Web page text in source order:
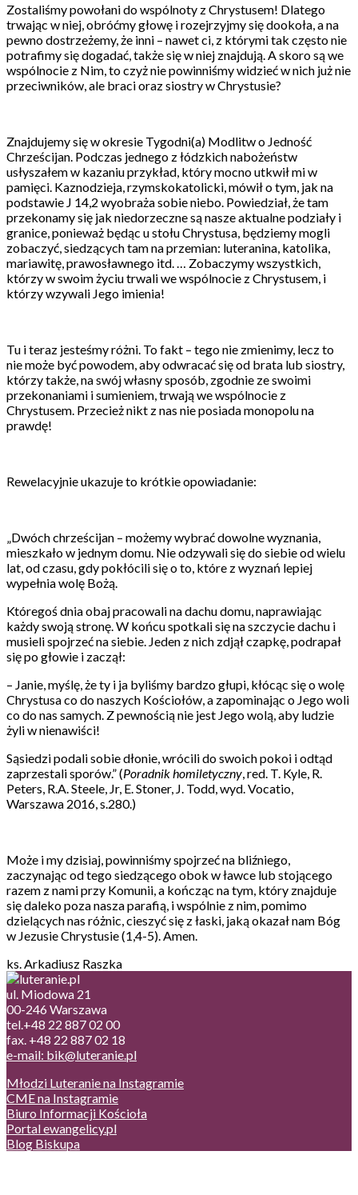
Zostaliśmy powołani do wspólnoty z Chrystusem! Dlatego
trwając w niej, obróćmy głowę i rozejrzyjmy się dookoła, a na
pewno dostrzeżemy, że inni – nawet ci, z którymi tak często nie
potrafimy się dogadać, także się w niej znajdują. A skoro są we
wspólnocie z Nim, to czyż nie powinniśmy widzieć w nich już nie
przeciwników, ale braci oraz siostry w Chrystusie?
Znajdujemy się w okresie Tygodni(a) Modlitw o Jedność
Chrześcijan. Podczas jednego z łódzkich nabożeństw
usłyszałem w kazaniu przykład, który mocno utkwił mi w
pamięci. Kaznodzieja, rzymskokatolicki, mówił o tym, jak na
podstawie J 14,2 wyobraża sobie niebo. Powiedział, że tam
przekonamy się jak niedorzeczne są nasze aktualne podziały i
granice, ponieważ będąc u stołu Chrystusa, będziemy mogli
zobaczyć, siedzących tam na przemian: luteranina, katolika,
mariawitę, prawosławnego itd. … Zobaczymy wszystkich,
którzy w swoim życiu trwali we wspólnocie z Chrystusem, i
którzy wzywali Jego imienia!
Tu i teraz jesteśmy różni. To fakt – tego nie zmienimy, lecz to
nie może być powodem, aby odwracać się od brata lub siostry,
którzy także, na swój własny sposób, zgodnie ze swoimi
przekonaniami i sumieniem, trwają we wspólnocie z
Chrystusem. Przecież nikt z nas nie posiada monopolu na
prawdę!
Rewelacyjnie ukazuje to krótkie opowiadanie:
„Dwóch chrześcijan – możemy wybrać dowolne wyznania,
mieszkało w jednym domu. Nie odzywali się do siebie od wielu
lat, od czasu, gdy pokłócili się o to, które z wyznań lepiej
wypełnia wolę Bożą.
Któregoś dnia obaj pracowali na dachu domu, naprawiając
każdy swoją stronę. W końcu spotkali się na szczycie dachu i
musieli spojrzeć na siebie. Jeden z nich zdjął czapkę, podrapał
się po głowie i zaczął:
– Janie, myślę, że ty i ja byliśmy bardzo głupi, kłócąc się o wolę
Chrystusa co do naszych Kościołów, a zapominając o Jego woli
co do nas samych. Z pewnością nie jest Jego wolą, aby ludzie
żyli w nienawiści!
Sąsiedzi podali sobie dłonie, wrócili do swoich pokoi i odtąd
zaprzestali sporów.” (Poradnik homiletyczny, red. T. Kyle, R.
Peters, R.A. Steele, Jr, E. Stoner, J. Todd, wyd. Vocatio,
Warszawa 2016, s.280.)
Może i my dzisiaj, powinniśmy spojrzeć na bliźniego,
zaczynając od tego siedzącego obok w ławce lub stojącego
razem z nami przy Komunii, a kończąc na tym, który znajduje
się daleko poza nasza parafią, i wspólnie z nim, pomimo
dzielących nas różnic, cieszyć się z łaski, jaką okazał nam Bóg
w Jezusie Chrystusie (1,4-5). Amen.
ks. Arkadiusz Raszka
ul. Miodowa 21
00-246 Warszawa
tel.+48 22 887 02 00
fax. +48 22 887 02 18
e-mail: bik@luteranie.pl
Młodzi Luteranie na Instagramie
CME na Instagramie
Biuro Informacji Kościoła
Portal ewangelicy.pl
Blog Biskupa